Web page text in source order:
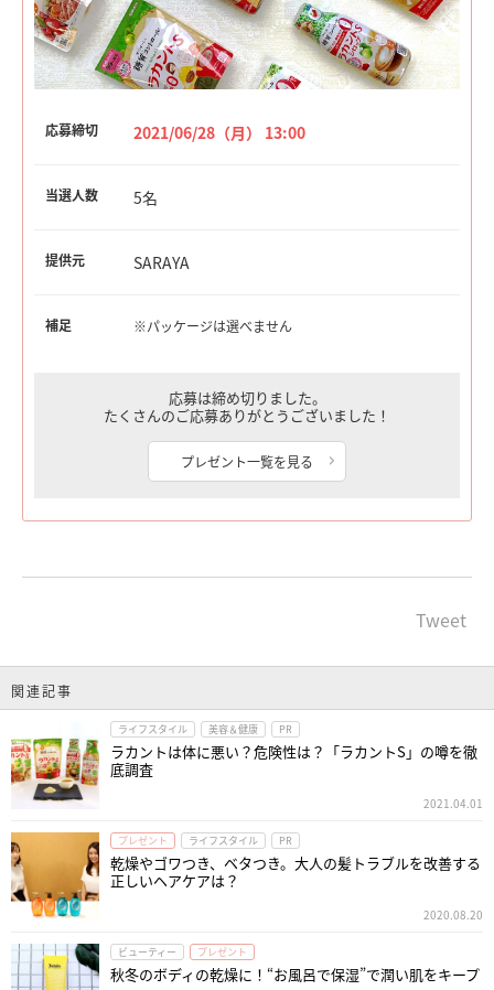
応募締切 2021/06/28（月） 13:00
当選人数 5名
提供元 SARAYA
補足 ※パッケージは選べません
応募は締め切りました。
たくさんのご応募ありがとうございました！
プレゼント一覧を見る
Tweet
関連記事
ライフスタイル 美容＆健康 PR
ラカントは体に悪い？危険性は？「ラカントS」の噂を徹
底調査
2021.04.01
プレゼント ライフスタイル PR
乾燥やゴワつき、ベタつき。大人の髪トラブルを改善する
正しいヘアケアは？
2020.08.20
ビューティー プレゼント
秋冬のボディの乾燥に！“お風呂で保湿”で潤い肌をキープ